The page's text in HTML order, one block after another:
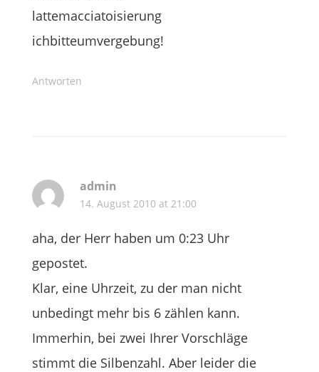
lattemacciatoisierung
ichbitteumvergebung!
Antworten
admin
14. August 2010 at 21:00
aha, der Herr haben um 0:23 Uhr
gepostet.
Klar, eine Uhrzeit, zu der man nicht
unbedingt mehr bis 6 zählen kann.
Immerhin, bei zwei Ihrer Vorschläge
stimmt die Silbenzahl. Aber leider die